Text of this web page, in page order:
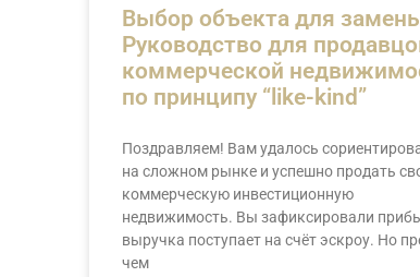
Выбор объекта для
Руководство для
коммерческой
по принципу “like-kind”
Поздравляем! Вам удалось
на сложном рынке и успешно продать
коммерческую инвестиционную
недвижимость. Вы зафиксировали
выручка поступает на счёт эскроу. Но
чем